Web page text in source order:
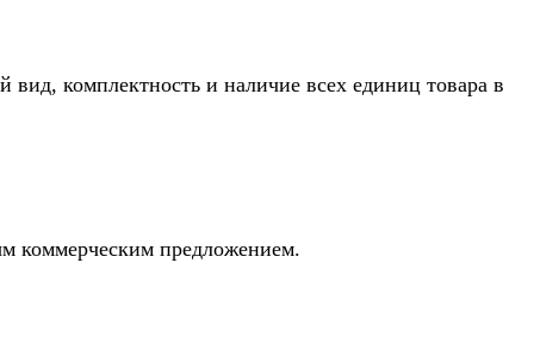
комплектность и наличие всех единиц товара в
коммерческим предложением.